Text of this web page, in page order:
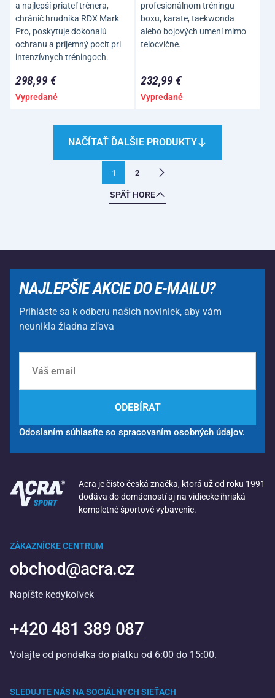
a najlepší priateľ trénera,
chránič hrudníka RDX Mark
Pro, poskytuje dokonalú
ochranu a príjemný pocit pri
intenzívnych tréningoch.
298,99 €
Vypredané
profesionálnom tréningu
boxu, karate, taekwonda
alebo bojových umení mimo
telocvične.
232,99 €
Vypredané
SPÄŤ HORE
NAČÍTAŤ ĎALŠIE PRODUKTY
1 2
NAJLEPŠIE AKCIE DO E-MAILU?
Prihláste sa k odberu našich noviniek, aby vám
neunikla žiadna zľava
ODEBÍRAT
Odoslaním súhlasíte so spracovaním osobných údajov.
Acra je čisto česká značka, ktorá už od roku 1991
dodáva do domácností aj na vidiecke ihriská
kompletné športové vybavenie.
SLEDUJTE NÁS NA SOCIÁLNYCH SIEŤACH
ZÁKAZNÍCKE CENTRUM
obchod@acra.cz
Napíšte kedykoľvek
+420 481 389 087
Volajte od pondelka do piatku od 6:00 do 15:00.